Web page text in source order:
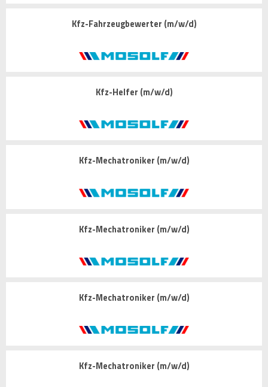
Kfz-Fahrzeugbewerter (m/w/d)
Kfz-Helfer (m/w/d)
Kfz-Mechatroniker (m/w/d)
Kfz-Mechatroniker (m/w/d)
Kfz-Mechatroniker (m/w/d)
Kfz-Mechatroniker (m/w/d)